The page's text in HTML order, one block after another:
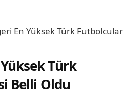
En Yüksek Türk Futbolcular
Türk
Belli Oldu